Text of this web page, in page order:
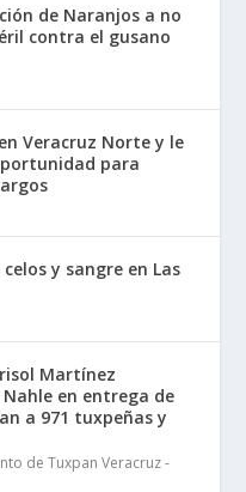
de Naranjos a no
contra el gusano
Veracruz Norte y le
para
y sangre en Las
Martínez
en entrega de
a 971 tuxpeñas y
de Tuxpan Veracruz -